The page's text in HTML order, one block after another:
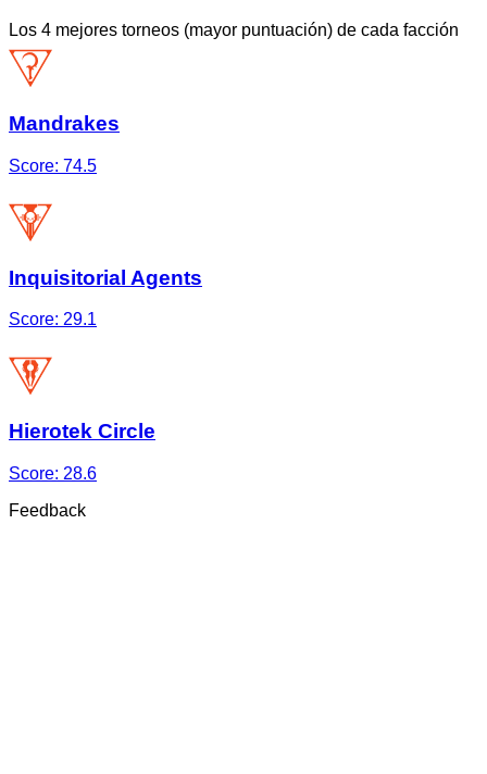
Los 4 mejores torneos (mayor puntuación) de cada facción
Mandrakes
Score: 74.5
Inquisitorial Agents
Score: 29.1
Hierotek Circle
Score: 28.6
Feedback